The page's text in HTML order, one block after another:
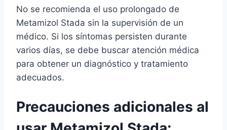
No se recomienda el uso prolongado de
Metamizol Stada sin la supervisión de un
médico. Si los síntomas persisten durante
varios días, se debe buscar atención médica
para obtener un diagnóstico y tratamiento
adecuados.
Precauciones adicionales al